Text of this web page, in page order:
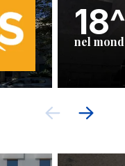
18^
nel